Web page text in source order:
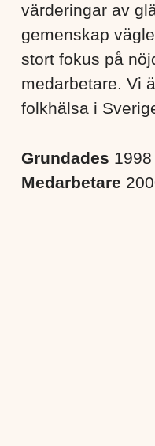
värderingar av
gemenskap
stort fokus på
medarbetare. Vi
folkhälsa i
Grundades 1998
Medarbetare